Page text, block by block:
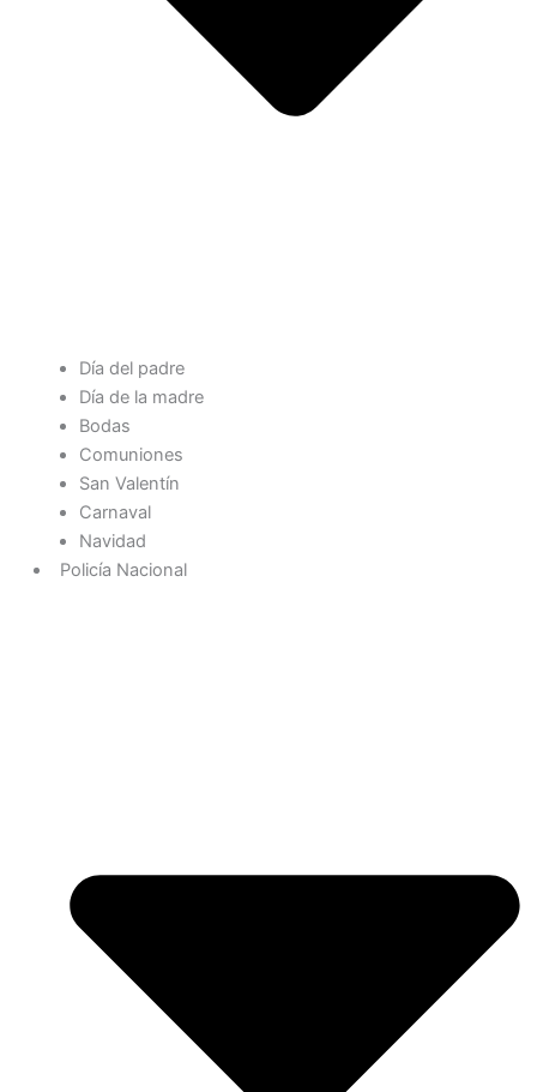
Día del padre
Día de la madre
Bodas
Comuniones
San Valentín
Carnaval
Navidad
Policía Nacional